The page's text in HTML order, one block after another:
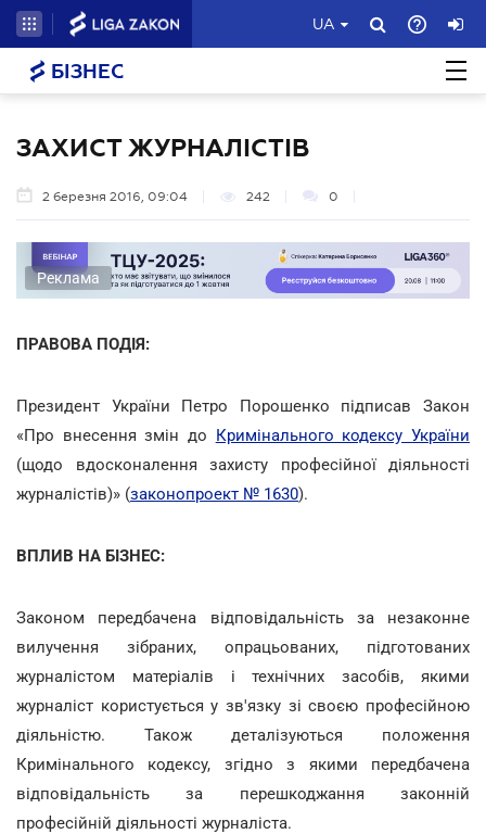
UA
БІЗНЕС
ЗАХИСТ ЖУРНАЛІСТІВ
2 березня 2016, 09:04 242 0
Реклама
ПРАВОВА ПОДІЯ:
Президент України Петро Порошенко підписав Закон
«Про внесення змін до Кримінального кодексу України
(щодо вдосконалення захисту професійної діяльності
журналістів)» (законопроект № 1630).
ВПЛИВ НА БІЗНЕС:
Законом передбачена відповідальність за незаконне
вилучення зібраних, опрацьованих, підготованих
журналістом матеріалів і технічних засобів, якими
журналіст користується у зв'язку зі своєю професійною
діяльністю. Також деталізуються положення
Кримінального кодексу, згідно з якими передбачена
відповідальність за перешкоджання законній
професійній діяльності журналіста.